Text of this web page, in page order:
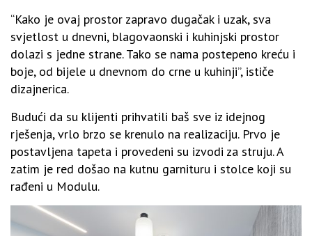
“Kako je ovaj prostor zapravo dugačak i uzak, sva
svjetlost u dnevni, blagovaonski i kuhinjski prostor
dolazi s jedne strane. Tako se nama postepeno kreću i
boje, od bijele u dnevnom do crne u kuhinji”, ističe
dizajnerica.
Budući da su klijenti prihvatili baš sve iz idejnog
rješenja, vrlo brzo se krenulo na realizaciju. Prvo je
postavljena tapeta i provedeni su izvodi za struju. A
zatim je red došao na kutnu garnituru i stolce koji su
rađeni u Modulu.